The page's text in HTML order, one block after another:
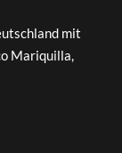
mit
Mariquilla,